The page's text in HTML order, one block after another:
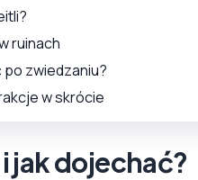
ruinach
zwiedzaniu?
w skrócie
jak dojechać?